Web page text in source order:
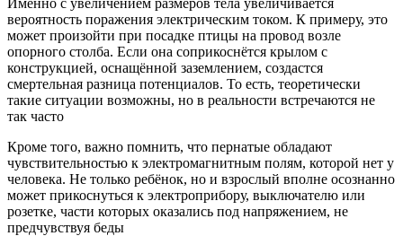
вероятность поражения электрическим током. К примеру, это
может произойти при посадке птицы на провод возле
опорного столба. Если она соприкоснётся крылом с
конструкцией, оснащённой заземлением, создастся
смертельная разница потенциалов. То есть, теоретически
такие ситуации возможны, но в реальности встречаются не
так часто
Кроме того, важно помнить, что пернатые обладают
чувствительностью к электромагнитным полям, которой нет у
человека. Не только ребёнок, но и взрослый вполне осознанно
может прикоснуться к электроприбору, выключателю или
розетке, части которых оказались под напряжением, не
предчувствуя беды